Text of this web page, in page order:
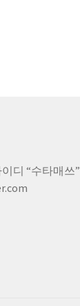
디 “수타매쓰”